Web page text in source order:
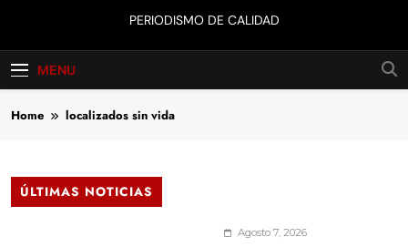
Comunicación
XXI
PERIODISMO DE CALIDAD
MENU
Home localizados sin vida
ÚLTIMAS NOTICIAS
Agosto 7, 2026